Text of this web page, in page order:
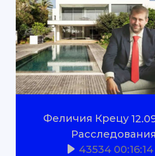
Расследования
Репортажи
#Проверено
#Объяснено
Поддержи проект
Феличия Крецу
Расследования
43534 00:16:14